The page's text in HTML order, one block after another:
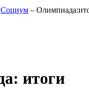
Социум –
итоги